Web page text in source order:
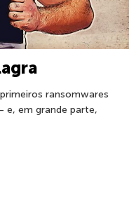
ransomwares
e, em grande parte,